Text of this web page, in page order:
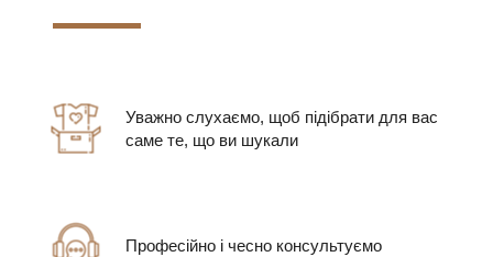
Уважно слухаємо, щоб підібрати для вас
саме те, що ви шукали
Професійно і чесно консультуємо